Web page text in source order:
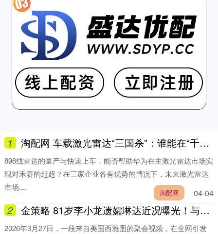
1 淘配网 车载激光雷达“三国杀”：谁能在“千线时代”稳坐牌桌？
04-04
896线雷达的量产与快速上车，能否帮助华为在主激光雷达市场实
现对禾赛的赶超？在三家企业各有优势的情况下，未来激光雷达
市场....
淘配网
2 金策略 81岁李小龙遗孀琳达近况曝光！与弟子们喝茶闲谈，精气神非常不错
2026年3月27日，一段来自美国西雅图的聚会视频，在全网引发